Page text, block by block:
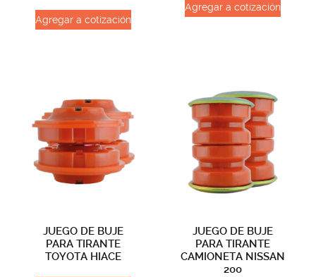
Agregar a cotización
Agregar a cotización
JUEGO DE BUJE
PARA TIRANTE
TOYOTA HIACE
JUEGO DE BUJE
PARA TIRANTE
CAMIONETA NISSAN
200